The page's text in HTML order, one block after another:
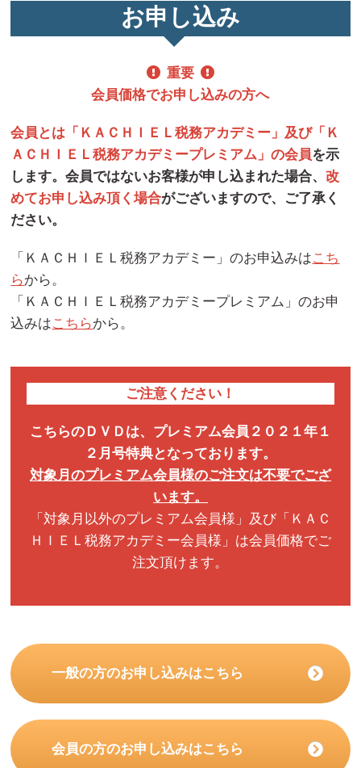
お申し込み
重要
会員価格でお申し込みの方へ
会員とは「ＫＡＣＨＩＥＬ税務アカデミー」及び「Ｋ
ＡＣＨＩＥＬ税務アカデミープレミアム」の会員を示
します。会員ではないお客様が申し込まれた場合、改
めてお申し込み頂く場合がございますので、ご了承く
ださい。
「ＫＡＣＨＩＥＬ税務アカデミー」のお申込みはこち
らから。
「ＫＡＣＨＩＥＬ税務アカデミープレミアム」のお申
込みはこちらから。
ご注意ください！
こちらのＤＶＤは、プレミアム会員２０２１年１
２月号特典となっております。
対象月のプレミアム会員様のご注文は不要でござ
います。
「対象月以外のプレミアム会員様」及び「ＫＡＣ
ＨＩＥＬ税務アカデミー会員様」は会員価格でご
注文頂けます。
一般の方のお申し込みはこちら
会員の方のお申し込みはこちら